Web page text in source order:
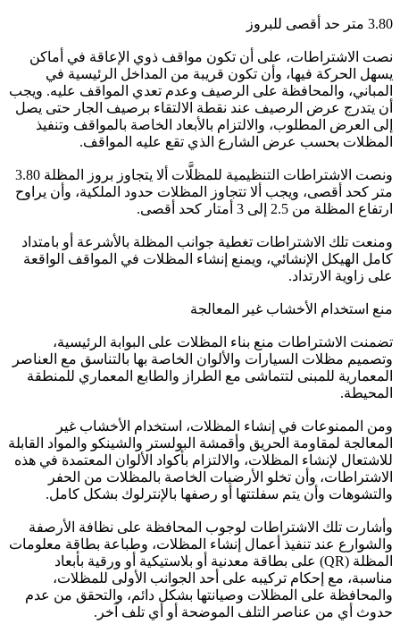
3.80 متر حد أقصى للبروز
نصت الاشتراطات، على أن تكون مواقف ذوي الإعاقة في أماكن
يسهل الحركة فيها، وأن تكون قريبة من المداخل الرئيسية في
المباني، والمحافظة على الرصيف وعدم تعدي المواقف عليه. ويجب
أن يتدرج عرض الرصيف عند نقطة الالتقاء برصيف الجار حتى يصل
إلى العرض المطلوب، والالتزام بالأبعاد الخاصة بالمواقف وتنفيذ
المظلات بحسب عرض الشارع الذي تقع عليه المواقف.
ونصت الاشتراطات التنظيمية للمظلَّات ألا يتجاوز بروز المظلة 3.80
متر كحد أقصى، ويجب ألا تتجاوز المظلات حدود الملكية، وأن يراوح
ارتفاع المظلة من 2.5 إلى 3 أمتار كحد أقصى.
ومنعت تلك الاشتراطات تغطية جوانب المظلة بالأشرعة أو بامتداد
كامل الهيكل الإنشائي، ويمنع إنشاء المظلات في المواقف الواقعة
على زاوية الارتداد.
منع استخدام الأخشاب غير المعالجة
تضمنت الاشتراطات منع بناء المظلات على البوابة الرئيسية،
وتصميم مظلات السيارات والألوان الخاصة بها بالتناسق مع العناصر
المعمارية للمبنى لتتماشى مع الطراز والطابع المعماري للمنطقة
المحيطة.
ومن الممنوعات في إنشاء المظلات، استخدام الأخشاب غير
المعالجة لمقاومة الحريق وأقمشة البولستر والشينكو والمواد القابلة
للاشتعال لإنشاء المظلات، والالتزام بأكواد الألوان المعتمدة في هذه
الاشتراطات، وأن تخلو الأرضيات الخاصة بالمظلات من الحفر
والتشوهات وأن يتم سفلتتها أو رصفها بالإنترلوك بشكل كامل.
وأشارت تلك الاشتراطات لوجوب المحافظة على نظافة الأرصفة
والشوارع عند تنفيذ أعمال إنشاء المظلات، وطباعة بطاقة معلومات
المظلة (QR) على بطاقة معدنية أو بلاستيكية أو ورقية بأبعاد
مناسبة، مع إحكام تركيبه على أحد الجوانب الأولى للمظلات،
والمحافظة على المظلات وصيانتها بشكل دائم، والتحقق من عدم
حدوث أي من عناصر التلف الموضحة أو أي تلف آخر.